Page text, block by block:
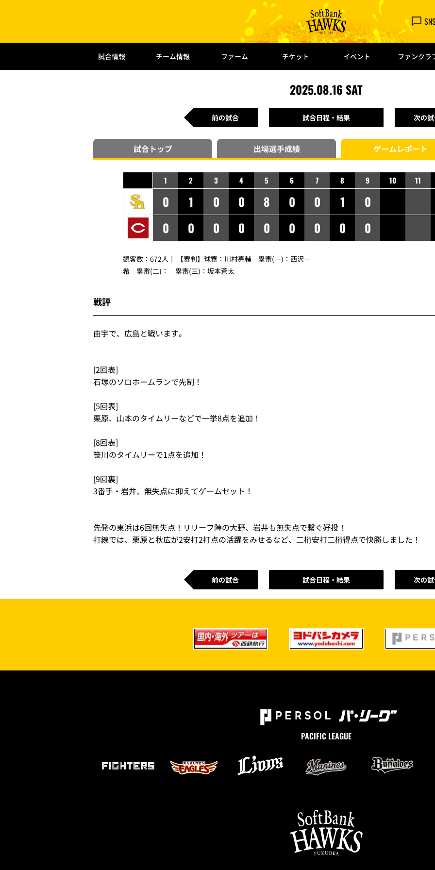
試合情報 チーム情報 ファーム チケット イベント ファンクラ
2025.08.16 SAT
前の試合 試合日程・結果 次の
試合トップ 出場選手成績 ゲームレポート
1 2 3 4 5 6 7 8 9 10 11
0 1 0 0 8 0 0 1
0
0
0 0 0 0 0 0 0 0
観客数：672人｜ 【審判】球審：川村亮輔 塁審(一)：西沢一
希 塁審(二)： 塁審(三)：坂本蒼太
戦評
由宇で、広島と戦います。
[2回表]
石塚のソロホームランで先制！
[5回表]
栗原、山本のタイムリーなどで一挙8点を追加！
[8回表]
笹川のタイムリーで1点を追加！
[9回裏]
3番手・岩井、無失点に抑えてゲームセット！
先発の東浜は6回無失点！リリーフ陣の大野、岩井も無失点で繋ぐ好投！
打線では、栗原と秋広が2安打2打点の活躍をみせるなど、二桁安打二桁得点で快勝しました！
前の試合 試合日程・結果 次の
PACIFIC LEAGUE